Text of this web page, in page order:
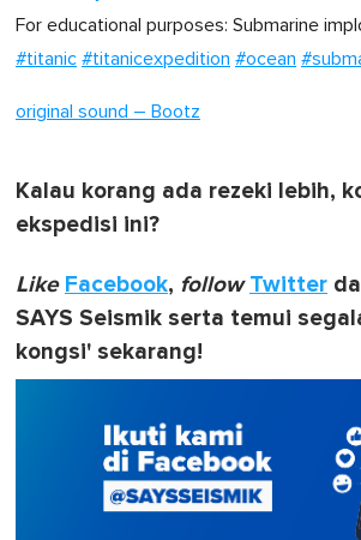
For educational purposes: Submarine
#titanic #titanicexpedition #ocean
original sound – Bootz
Kalau korang ada rezeki lebih,
ekspedisi ini?
Like Facebook, follow Twitter
SAYS Seismik serta temui
kongsi' sekarang!